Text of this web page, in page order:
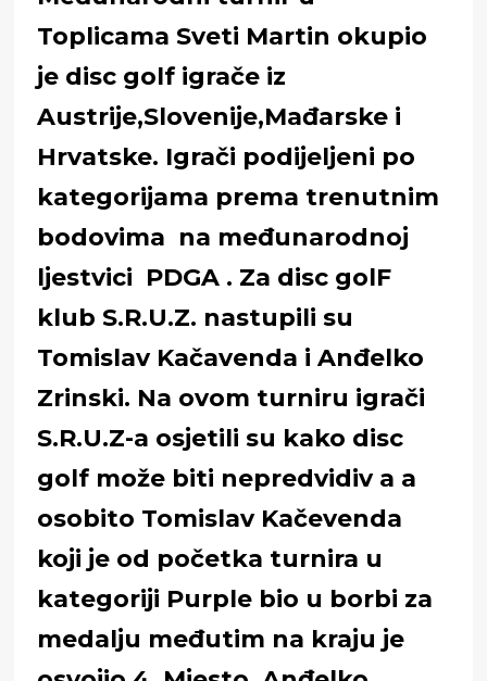
Toplicama Sveti Martin okupio
je disc golf igrače iz
Austrije,Slovenije,Mađarske i
Hrvatske. Igrači podijeljeni po
kategorijama prema trenutnim
bodovima na međunarodnoj
ljestvici PDGA . Za disc golF
klub S.R.U.Z. nastupili su
Tomislav Kačavenda i Anđelko
Zrinski. Na ovom turniru igrači
S.R.U.Z-a osjetili su kako disc
golf može biti nepredvidiv a a
osobito Tomislav Kačevenda
koji je od početka turnira u
kategoriji Purple bio u borbi za
medalju međutim na kraju je